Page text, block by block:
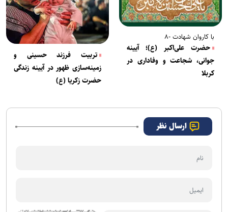
با کاروان شهادت -۸
حضرت علی‌اکبر (ع)؛ آیینه
جوانی، شجاعت و وفاداری در
کربلا
تربیت فرزند حسینی و
زمینه‌سازی ظهور در آیینه زندگی
حضرت زکریا (ع)
ارسال نظر